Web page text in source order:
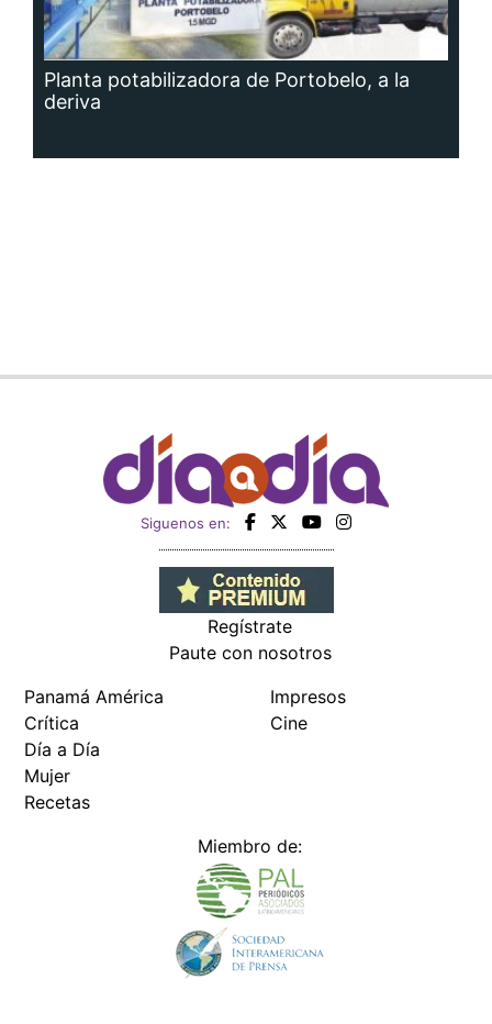
Planta potabilizadora de Portobelo, a la
deriva
Siguenos en:
Regístrate
Paute con nosotros
Panamá América
Crítica
Día a Día
Mujer
Recetas
Impresos
Cine
Miembro de: